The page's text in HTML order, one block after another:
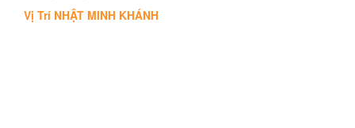
Vị Trí NHẬT MINH KHÁNH